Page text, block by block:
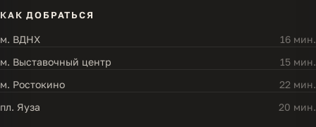
КАК ДОБРАТЬСЯ
м. ВДНХ
16 мин.
м. Выставочный центр
15 мин.
м. Ростокино
22 мин.
пл. Яуза
20 мин.